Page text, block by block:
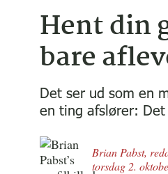
Hent din
bare
Det ser ud som en
en ting afslører:
Brian Pabst,
torsdag 2.